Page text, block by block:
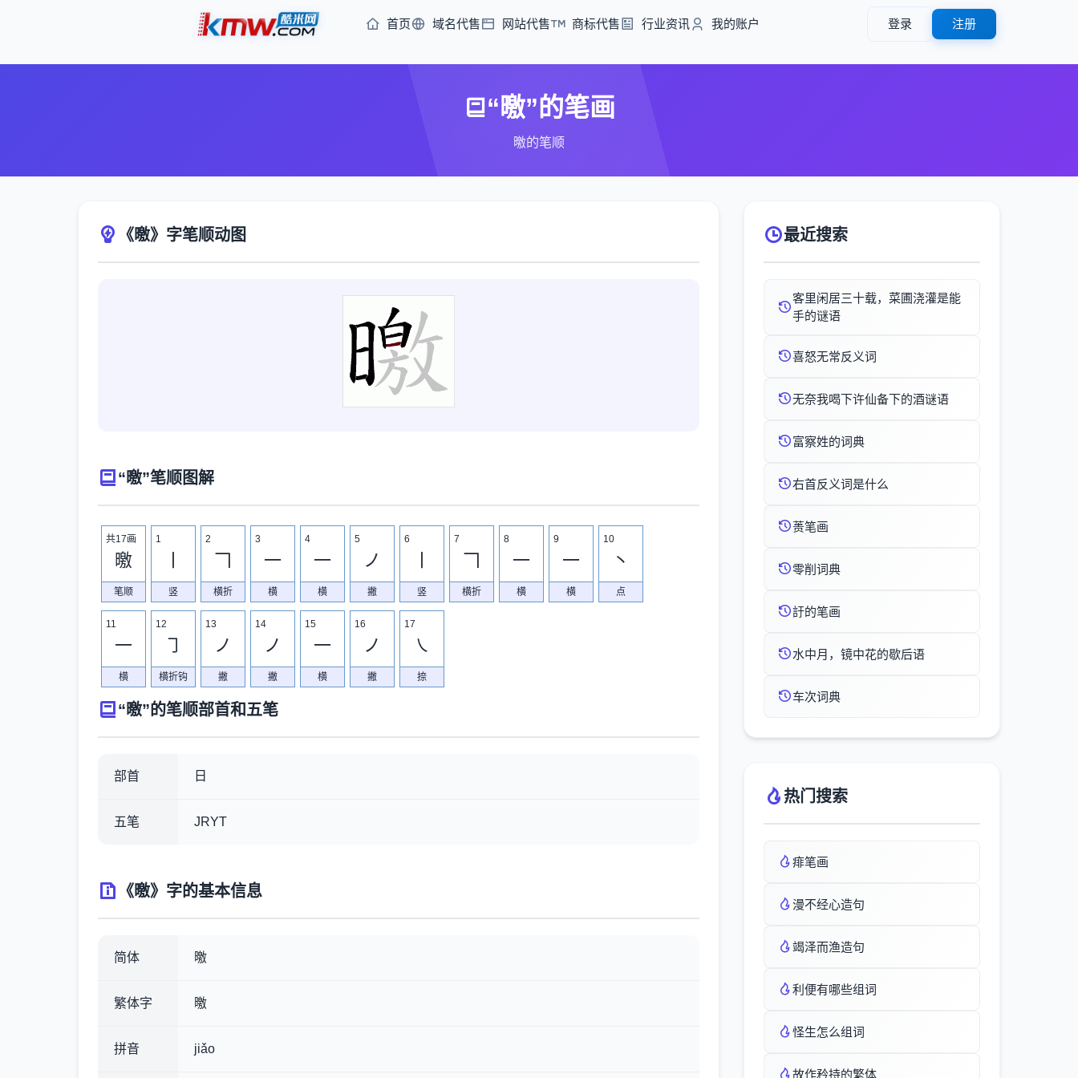
首页 域名代售 网站代售 商标代售 行业资讯 我的账户 登录 注册
“曒”的笔画
曒的笔顺
《曒》字笔顺动图
“曒”笔顺图解
共17画
曒
笔顺
1
竖
2
𠃍
横折
3
一
横
4
一
横
5
ノ
撇
6
竖
7
𠃍
横折
8
一
横
9
一
横
10
丶
点
11
一
横
12
㇆
横折钩
13
ノ
撇
14
ノ
撇
15
一
横
16
ノ
撇
17
㇏
捺
“曒”的笔顺部首和五笔
部首 日
五笔 JRYT
《曒》字的基本信息
简体 曒
繁体字 曒
拼音 jiǎo
最近搜索
客里闲居三十载，菜圃浇灌是能
手的谜语
喜怒无常反义词
无奈我喝下许仙备下的酒谜语
富察姓的词典
右首反义词是什么
蒉笔画
零削词典
訏的笔画
水中月，镜中花的歇后语
车次词典
热门搜索
痱笔画
漫不经心造句
竭泽而渔造句
利便有哪些组词
怪生怎么组词
故作矜持的繁体